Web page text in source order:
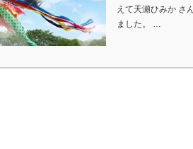
えて天瀬ひみか さ
ました。 …